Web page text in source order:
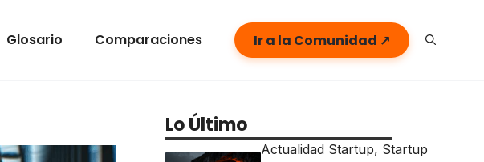
Glosario Comparaciones Ir a la Comunidad ↗
Lo Último
Actualidad Startup, Startup